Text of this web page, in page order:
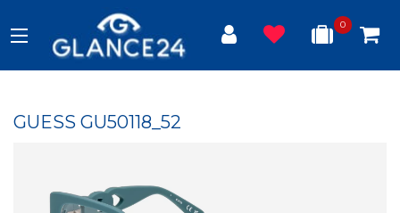
0
GUESS GU50118_52